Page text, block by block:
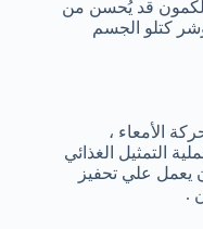
الكمون قد يُحسن من
كتلو الجسم
الأمعاء ،
التمثيل الغذائي
يعمل علي تحفيز
.